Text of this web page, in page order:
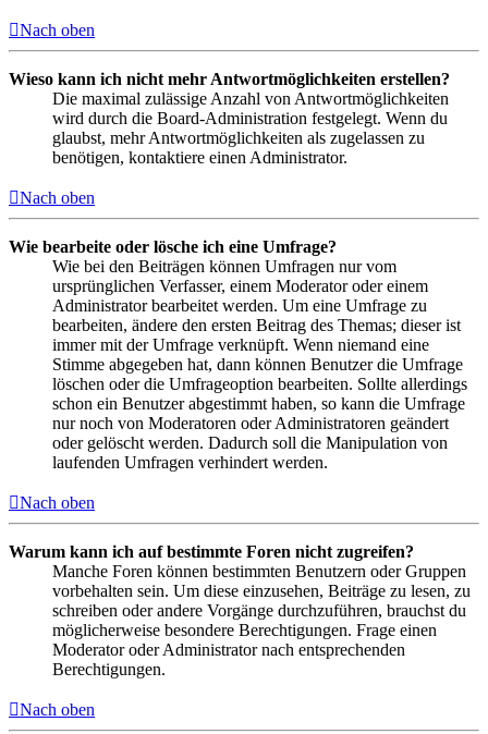
Nach oben
Wieso kann ich nicht mehr Antwortmöglichkeiten erstellen?
Die maximal zulässige Anzahl von Antwortmöglichkeiten
wird durch die Board-Administration festgelegt. Wenn du
glaubst, mehr Antwortmöglichkeiten als zugelassen zu
benötigen, kontaktiere einen Administrator.
Nach oben
Wie bearbeite oder lösche ich eine Umfrage?
Wie bei den Beiträgen können Umfragen nur vom
ursprünglichen Verfasser, einem Moderator oder einem
Administrator bearbeitet werden. Um eine Umfrage zu
bearbeiten, ändere den ersten Beitrag des Themas; dieser ist
immer mit der Umfrage verknüpft. Wenn niemand eine
Stimme abgegeben hat, dann können Benutzer die Umfrage
löschen oder die Umfrageoption bearbeiten. Sollte allerdings
schon ein Benutzer abgestimmt haben, so kann die Umfrage
nur noch von Moderatoren oder Administratoren geändert
oder gelöscht werden. Dadurch soll die Manipulation von
laufenden Umfragen verhindert werden.
Nach oben
Warum kann ich auf bestimmte Foren nicht zugreifen?
Manche Foren können bestimmten Benutzern oder Gruppen
vorbehalten sein. Um diese einzusehen, Beiträge zu lesen, zu
schreiben oder andere Vorgänge durchzuführen, brauchst du
möglicherweise besondere Berechtigungen. Frage einen
Moderator oder Administrator nach entsprechenden
Berechtigungen.
Nach oben